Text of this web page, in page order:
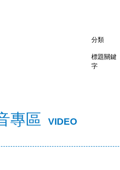
分類
標題關鍵
字
專區 VIDEO